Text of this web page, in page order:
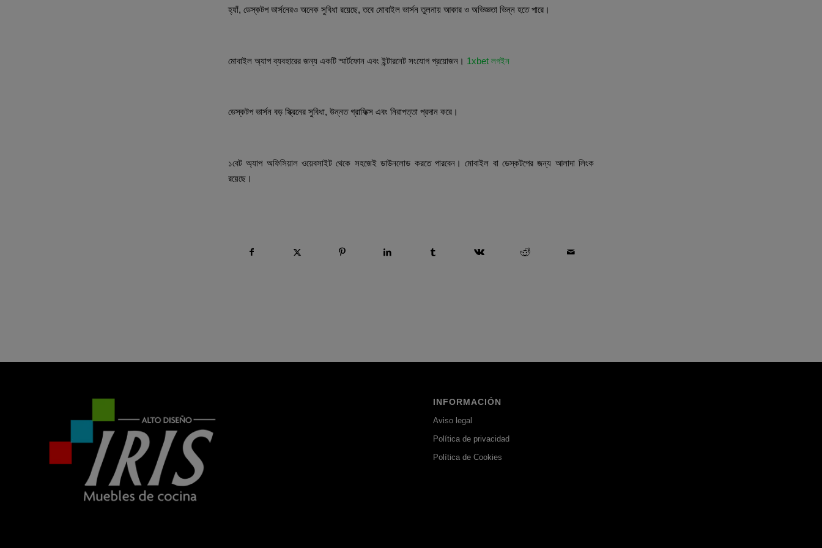
হ্যাঁ, ডেস্কটপ ভার্সনেরও অনেক সুবিধা রয়েছে, তবে মোবাইল ভার্সন তুলনায় আকার ও অভিজ্ঞতা ভিন্ন হতে পারে।
মোবাইল অ্যাপ ব্যবহারের জন্য একটি স্মার্টফোন এবং ইন্টারনেট সংযোগ প্রয়োজন। 1xbet লগইন
ডেস্কটপ ভার্সন বড় স্ক্রিনের সুবিধা, উন্নত গ্রাফিক্স এবং নিরাপত্তা প্রদান করে।
১বেট অ্যাপ অফিসিয়াল ওয়েবসাইট থেকে সহজেই ডাউনলোড করতে পারবেন। মোবাইল বা ডেস্কটপের জন্য আলাদা লিংক
রয়েছে।
INFORMACIÓN
Aviso legal
Política de privacidad
Política de Cookies